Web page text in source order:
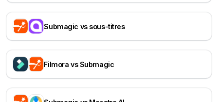
Submagic vs sous-titres
Filmora vs Submagic